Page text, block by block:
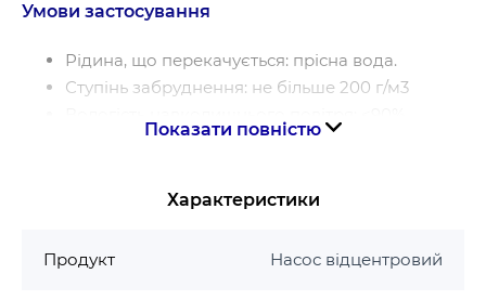
Умови застосування
Рідина, що перекачується: прісна вода.
Ступінь забруднення: не більше 200 г/м3
Температура навколишнього повітря: + 2 ℃ … +
Температура води, що перекачується: + 5 ℃ … +
Мінералізація: не більше 1000 мг/л
Показати повністю
Характеристики
Продукт Насос відцентровий